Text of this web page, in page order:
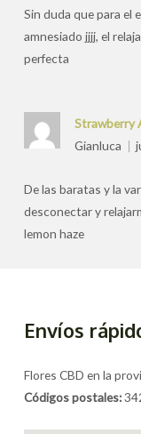
Sin duda que para el
amnesiado jjjj, el
perfecta
Strawberry
Gianluca
De las baratas y la
desconectar y
lemon haze
Envíos
Flores CBD en la
Códigos postales: